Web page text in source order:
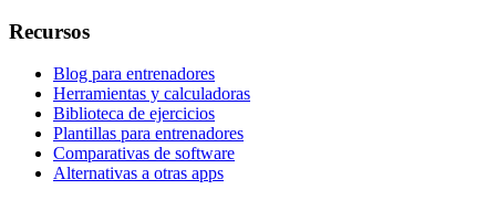
Recursos
Blog para entrenadores
Herramientas y calculadoras
Biblioteca de ejercicios
Plantillas para entrenadores
Comparativas de software
Alternativas a otras apps